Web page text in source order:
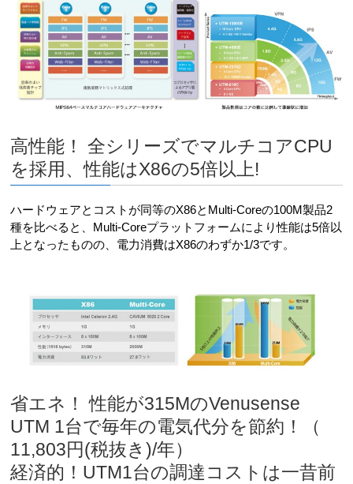
高性能！ 全シリーズでマルチコアCPU
を採用、性能はX86の5倍以上!
ハードウェアとコストが同等のX86とMulti-Coreの100M製品2
種を比べると、Multi-Coreプラットフォームにより性能は5倍以
上となったものの、電力消費はX86のわずか1/3です。
省エネ！ 性能が315MのVenusense
UTM 1台で毎年の電気代分を節約！（
11,803円(税抜き)/年）
経済的！UTM1台の調達コストは一昔前